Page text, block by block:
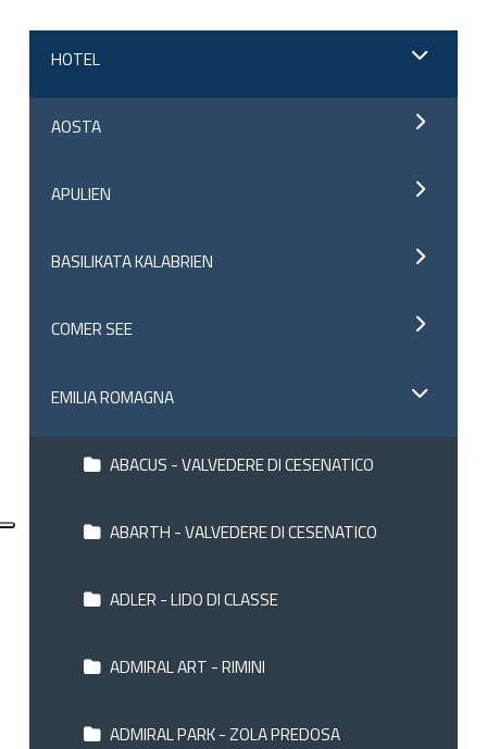
HOTEL
AOSTA
APULIEN
BASILIKATA KALABRIEN
COMER SEE
EMILIA ROMAGNA
ABACUS - VALVEDERE DI CESENATICO
ABARTH - VALVEDERE DI CESENATICO
ADLER - LIDO DI CLASSE
ADMIRAL ART - RIMINI
ADMIRAL PARK - ZOLA PREDOSA